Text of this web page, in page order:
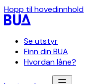
Hopp til hovedinnhold
Se utstyr
Finn din BUA
Hvordan låne?